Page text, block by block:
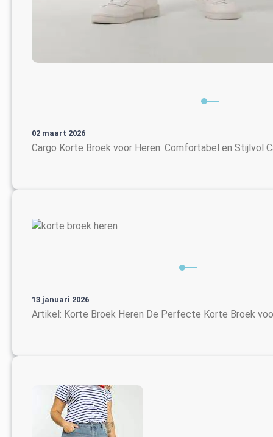
02 maart 2026
Cargo Korte Broek voor Heren: Comfortabel en Stijlvol
13 januari 2026
Artikel: Korte Broek Heren De Perfecte Korte Broek